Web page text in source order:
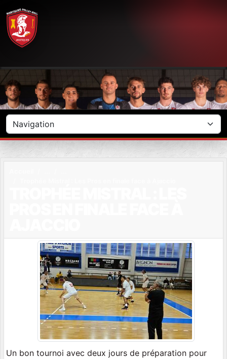
Un bon tournoi avec deux jours de préparation pour
Panneau de gestion des cookies